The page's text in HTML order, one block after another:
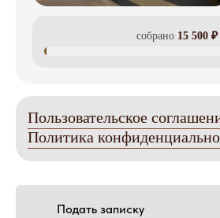
собрано 15 500 ₽
Пользовательское
Политика
Подать записку